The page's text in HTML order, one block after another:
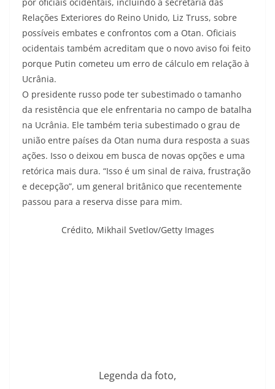
Relações Exteriores do Reino Unido, Liz Truss, sobre
possíveis embates e confrontos com a Otan. Oficiais
ocidentais também acreditam que o novo aviso foi feito
porque Putin cometeu um erro de cálculo em relação à
Ucrânia.
O presidente russo pode ter subestimado o tamanho
da resistência que ele enfrentaria no campo de batalha
na Ucrânia. Ele também teria subestimado o grau de
união entre países da Otan numa dura resposta a suas
ações. Isso o deixou em busca de novas opções e uma
retórica mais dura. “Isso é um sinal de raiva, frustração
e decepção”, um general britânico que recentemente
passou para a reserva disse para mim.
Crédito, Mikhail Svetlov/Getty Images
Legenda da foto,